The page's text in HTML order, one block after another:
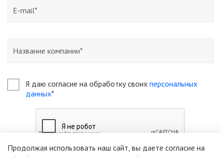
Я даю согласие на обработку своих персональных
данных*
Продолжая использовать наш сайт, вы даете согласие на